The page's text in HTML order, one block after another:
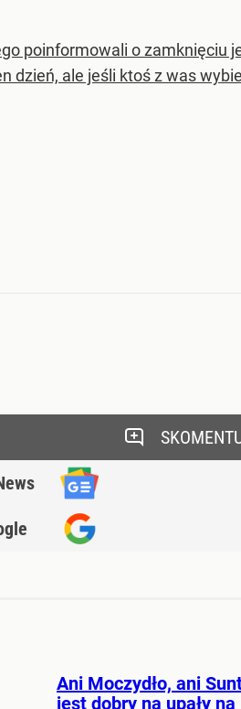
poinformowali o zamknięciu
dzień, ale jeśli ktoś z was
Ani Moczydło, ani
jest dobry na upały